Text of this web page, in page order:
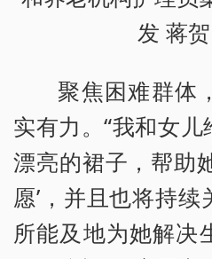
发 蒋贺
聚焦困难群体
实有力。“我和女
漂亮的裙子，帮助
愿’，并且也将持
所能及地为她解决